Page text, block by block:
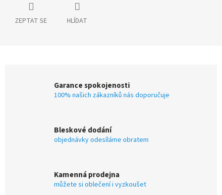
ZEPTAT SE HLÍDAT
Garance spokojenosti
100% našich zákazníků nás doporučuje
Bleskové dodání
objednávky odesíláme obratem
Kamenná prodejna
můžete si oblečení i vyzkoušet